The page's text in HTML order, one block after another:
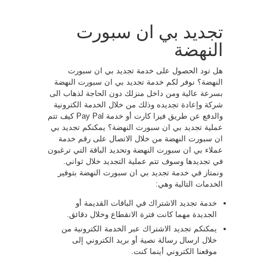
تجديد بي ان سبورت
النهضة
هل تود الحصول على خدمة تجديد بي ان سبورت
النهضة؟ نوفر لكم خدمة تجديد بي ان سبورت النهضة
بسرعة عالية ومن داخل منزلك دون الحاجة لذهاب الى
شركة وإعادة تجديده وذلك من خلال الخدمة الكترونية
والدفع عن طريق فيزا كارت أو خدمة Pay Pal كيف تتم
عملية تجديد بي ان سبورت النهضة؟ يمكنكم تجديد بي
ان سبورت النهضة من خلال الاتصال على رقم خدمة
عملاء بي ان سبورت النهضة وتحديد الباقة التي ترغبون
في تجديدها وسوف تتم عملية التجديد خلال ثواني.
ونمتاز في خدمة تجديد بي ان سبورت النهضة بتوفير
الخدمات التالية وهي:
خدمة تجديد الاشتراك في الباقات القديمة أو
الجديدة مهما كانت فترة الانقطاع وخلال دقائق.
يمكنكم تجديد الاشتراك عبر الخدمة الكترونية من
خلال ارسال رسالة نصية أو بريد الكتروني إلى
موقعنا الكتروني أينما كنت.